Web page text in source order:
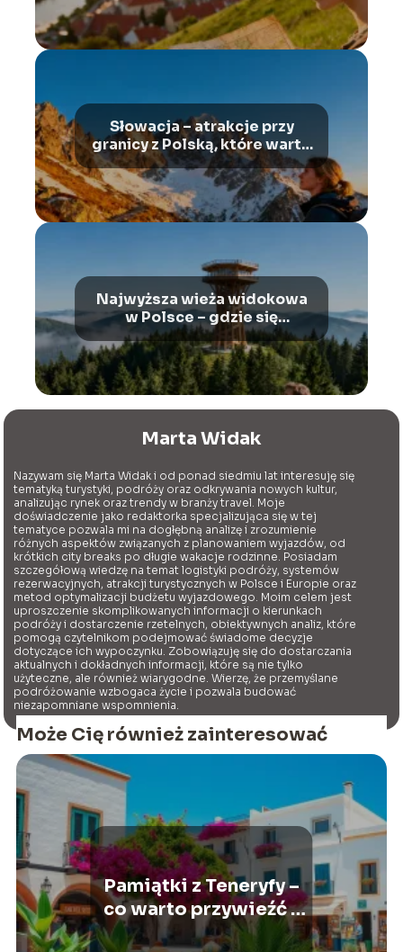
Słowacja – atrakcje przy
granicy z Polską, które warto
zobaczyć
Najwyższa wieża widokowa
w Polsce – gdzie się
znajduje?
Marta Widak
Nazywam się Marta Widak i od ponad siedmiu lat interesuję się
tematyką turystyki, podróży oraz odkrywania nowych kultur,
analizując rynek oraz trendy w branży travel. Moje
doświadczenie jako redaktorka specjalizująca się w tej
tematyce pozwala mi na dogłębną analizę i zrozumienie
różnych aspektów związanych z planowaniem wyjazdów, od
krótkich city breaks po długie wakacje rodzinne. Posiadam
szczegółową wiedzę na temat logistyki podróży, systemów
rezerwacyjnych, atrakcji turystycznych w Polsce i Europie oraz
metod optymalizacji budżetu wyjazdowego. Moim celem jest
uproszczenie skomplikowanych informacji o kierunkach
podróży i dostarczenie rzetelnych, obiektywnych analiz, które
pomogą czytelnikom podejmować świadome decyzje
dotyczące ich wypoczynku. Zobowiązuję się do dostarczania
aktualnych i dokładnych informacji, które są nie tylko
użyteczne, ale również wiarygodne. Wierzę, że przemyślane
podróżowanie wzbogaca życie i pozwala budować
niezapomniane wspomnienia.
Może Cię również zainteresować
Pamiątki z Teneryfy –
co warto przywieźć z
wakacji?